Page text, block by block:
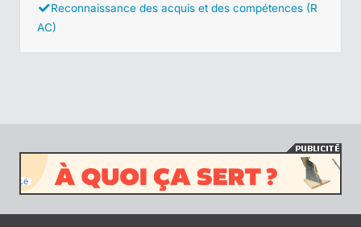
Reconnaissance des acquis et des compétences (R
AC)